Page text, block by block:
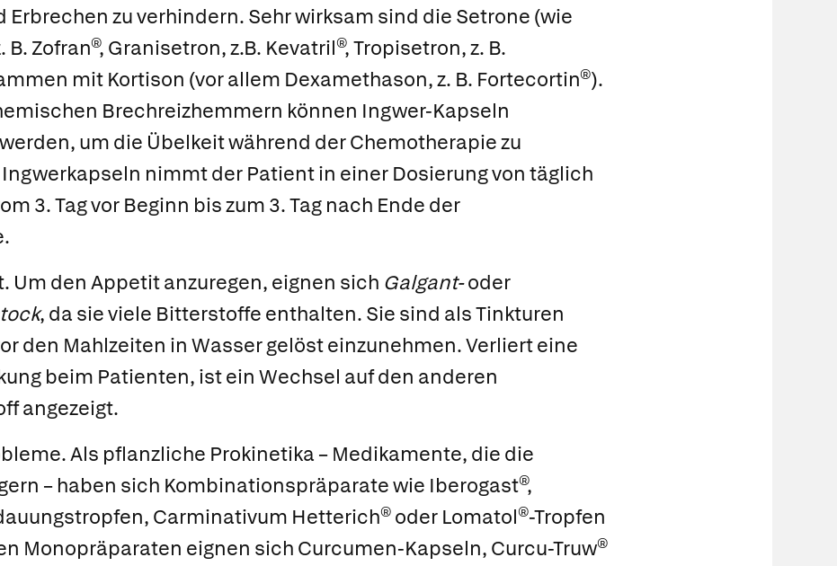
zu verhindern. Sehr wirksam sind die Setrone (wie
B. Zofran®, Granisetron, z.B. Kevatril®,Tropisetron, z. B.
mit Kortison (vor allem Dexamethason, z. B. Fortecortin®).
Brechreizhemmern können Ingwer-Kapseln
um die Übelkeit während der Chemotherapie zu
nimmt der Patient in einer Dosierung von täglich
3. Tag vor Beginn bis zum 3. Tag nach Ende der
Um den Appetit anzuregen, eignen sich Galgant-oder
, da sie viele Bitterstoffe enthalten. Sie sind als Tinkturen
den Mahlzeiten in Wasser gelöst einzunehmen. Verliert eine
beim Patienten, ist ein Wechsel auf den anderen
angezeigt.
Als pflanzliche Prokinetika – Medikamente, die die
– haben sich Kombinationspräparate wie Iberogast®,
, Carminativum Hetterich®oder Lomatol®-Tropfen
Monopräparaten eignen sich Curcumen-Kapseln, Curcu-Truw®